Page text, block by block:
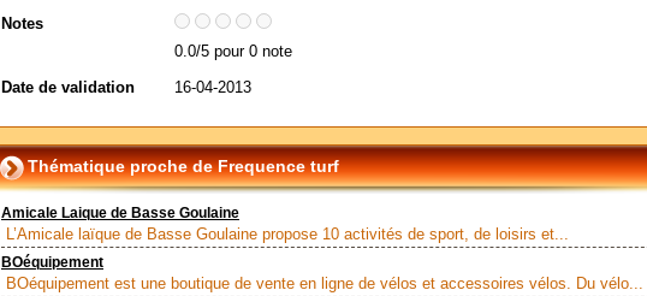
Notes
0.0/5 pour 0 note
Date de validation
16-04-2013
Thématique proche de Frequence turf
Amicale Laique de Basse Goulaine
L’Amicale laïque de Basse Goulaine propose 10 activités de sport, de loisirs et...
BOéquipement
BOéquipement est une boutique de vente en ligne de vélos et accessoires vélos. Du vélo...